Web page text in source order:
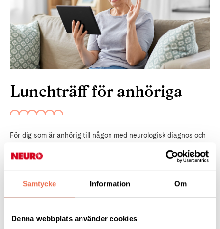
Samtycke Information Om
Denna webbplats använder cookies
Lunchträff för anhöriga
För dig som är anhörig till någon med neurologisk diagnos och
stärkande för dig som är anhörig? Vi tar upp strategier i
vardagen och hur vi själva kan må bra.
Var -i vår lokal på Fatbursgatan 19 eller digitalt.